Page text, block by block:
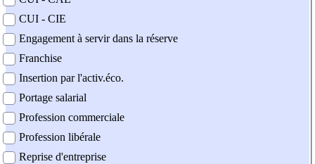
CUI - CIE
Engagement à servir dans la réserve
Franchise
Insertion par l'activ.éco.
Portage salarial
Profession commerciale
Profession libérale
Reprise d'entreprise